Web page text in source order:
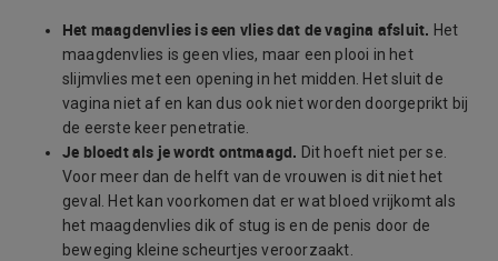
Het maagdenvlies is een vlies dat de vagina afsluit. Het
maagdenvlies is geen vlies, maar een plooi in het
slijmvlies met een opening in het midden. Het sluit de
vagina niet af en kan dus ook niet worden doorgeprikt bij
de eerste keer penetratie.
Je bloedt als je wordt ontmaagd. Dit hoeft niet per se.
Voor meer dan de helft van de vrouwen is dit niet het
geval. Het kan voorkomen dat er wat bloed vrijkomt als
het maagdenvlies dik of stug is en de penis door de
beweging kleine scheurtjes veroorzaakt.